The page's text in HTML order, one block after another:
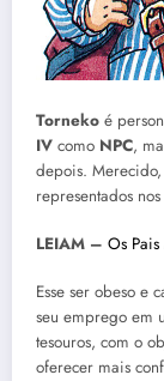
Torneko é
IV como NPC,
depois.
representados
LEIAM – Os
Esse ser obeso e
seu emprego em
tesouros, com o
oferecer mais